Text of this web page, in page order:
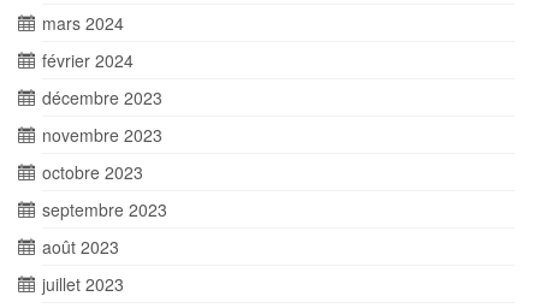
mars 2024
février 2024
décembre 2023
novembre 2023
octobre 2023
septembre 2023
août 2023
juillet 2023